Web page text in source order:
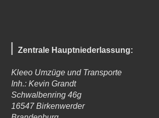
Zentrale Hauptniederlassung:
Kleeo Umzüge und Transporte
Inh.: Kevin Grandt
Schwalbenring 46g
16547 Birkenwerder